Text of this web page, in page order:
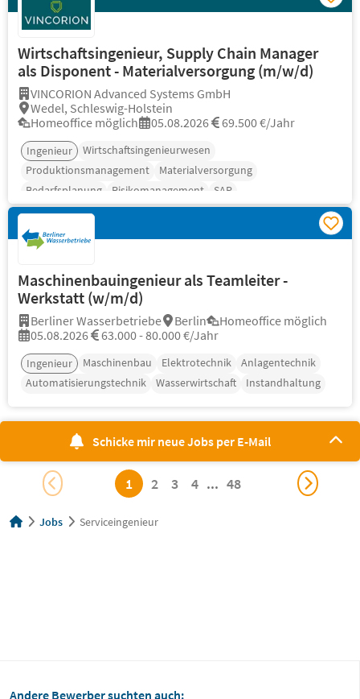
Wirtschaftsingenieur, Supply Chain Manager
als Disponent - Materialversorgung (m/w/d)
VINCORION Advanced Systems GmbH
Wedel, Schleswig-Holstein
Homeoffice möglich
05.08.2026 69.500 €/Jahr
Ingenieur
Wirtschaftsingenieurwesen
Produktionsmanagement
Materialversorgung
Bedarfsplanung
Risikomanagement SAP
Maschinenbauingenieur als Teamleiter -
Werkstatt (w/m/d)
Berliner Wasserbetriebe Berlin
Homeoffice möglich
05.08.2026
63.000 - 80.000 €/Jahr
Ingenieur Maschinenbau Elektrotechnik
Anlagentechnik
Automatisierungstechnik
Wasserwirtschaft Instandhaltung
Schicke mir neue Jobs per E-Mail
1 2 3 4 ... 48
Jobs Serviceingenieur
Andere Bewerber suchten auch: